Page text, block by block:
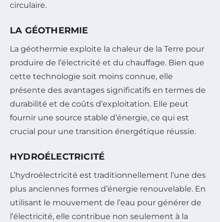
circulaire.
LA GÉOTHERMIE
La géothermie exploite la chaleur de la Terre pour
produire de l’électricité et du chauffage. Bien que
cette technologie soit moins connue, elle
présente des avantages significatifs en termes de
durabilité et de coûts d’exploitation. Elle peut
fournir une source stable d’énergie, ce qui est
crucial pour une transition énergétique réussie.
HYDROÉLECTRICITÉ
L’hydroélectricité est traditionnellement l’une des
plus anciennes formes d’énergie renouvelable. En
utilisant le mouvement de l’eau pour générer de
l’électricité, elle contribue non seulement à la